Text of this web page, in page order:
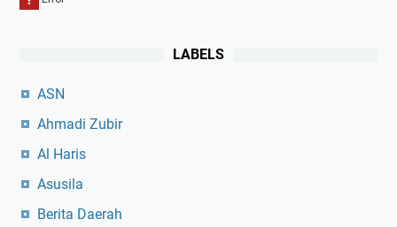
LABELS
ASN
Ahmadi Zubir
Al Haris
Asusila
Berita Daerah